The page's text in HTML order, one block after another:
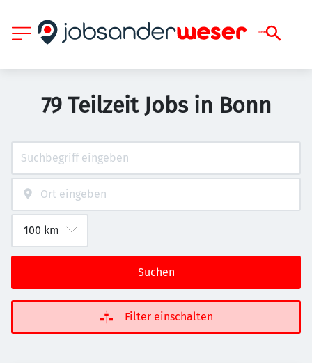
79 Teilzeit Jobs in Bonn
Suchen
Filter einschalten